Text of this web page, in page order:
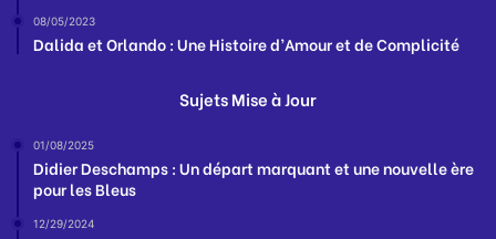
08/05/2023
Dalida et Orlando : Une Histoire d’Amour et de Complicité
Sujets Mise à Jour
01/08/2025
Didier Deschamps : Un départ marquant et une nouvelle ère
pour les Bleus
12/29/2024